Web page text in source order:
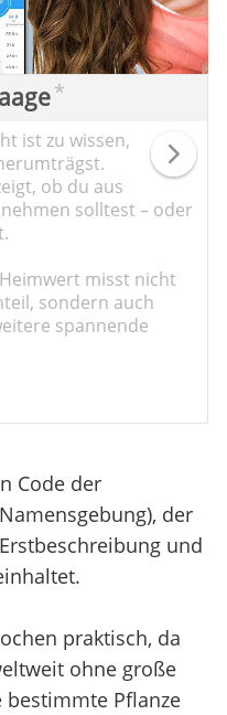
*
ist zu wissen,
ob du aus
solltest – oder
misst nicht
sondern auch
spannende
Code der
der
und
praktisch, da
ohne große
Pflanze